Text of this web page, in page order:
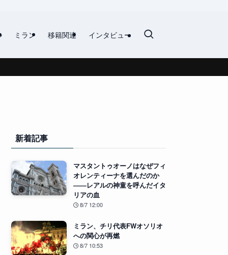
ミラン 移籍関連 インタビュー
新着記事
マスタントゥオーノはなぜフィ
オレンティーナを選んだのか
――レアルの神童を呼んだイタ
リアの血
8/7 12:00
ミラン、チリ代表FWオソリオ
への関心が再燃
8/7 10:53